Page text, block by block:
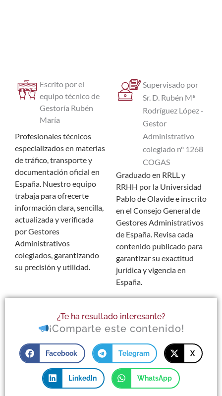
Escrito por el
equipo técnico de
Gestoría Rubén
María
Profesionales técnicos
especializados en materias
de tráfico, transporte y
documentación oficial en
España. Nuestro equipo
trabaja para ofrecerte
información clara, sencilla,
actualizada y verificada
por Gestores
Administrativos
colegiados, garantizando
su precisión y utilidad.
Supervisado por
Sr. D. Rubén Mª
Rodríguez López -
Gestor
Administrativo
colegiado nº 1268
COGAS
Graduado en RRLL y
RRHH por la Universidad
Pablo de Olavide e inscrito
en el Consejo General de
Gestores Administrativos
de España. Revisa cada
contenido publicado para
garantizar su exactitud
jurídica y vigencia en
España.
¿Te ha resultado interesante?
¡Comparte este contenido!
Facebook Telegram X
LinkedIn WhatsApp